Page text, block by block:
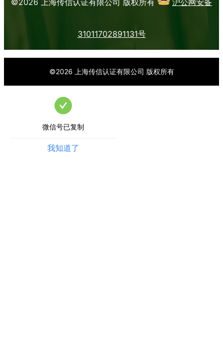
©2026 上海传信认证有限公司 版权所有 沪公网安备
31011702891131号
©2026 上海传信认证有限公司 版权所有
微信号已复制
我知道了